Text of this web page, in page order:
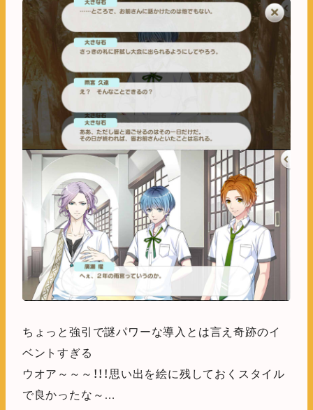
ちょっと強引で謎パワーな導入とは言え奇跡のイ
ベントすぎる
ウオア～～～！！！思い出を絵に残しておくスタイル
で良かったな～…